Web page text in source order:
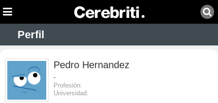
Perfil
Pedro Hernandez
-
Profesión:
Universidad: